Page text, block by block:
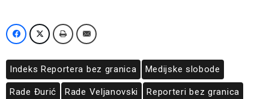
Indeks Reportera bez granica Medijske slobode
Rade Đurić Rade Veljanovski Reporteri bez granica